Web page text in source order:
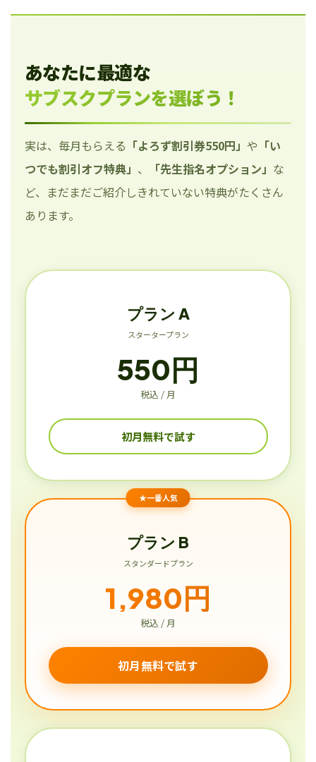
あなたに最適な
サブスクプランを選ぼう！
実は、毎月もらえる 「よろず割引券550円」 や 「い
つでも割引オフ特典」 、 「先生指名オプション」 な
ど、まだまだご紹介しきれていない特典がたくさん
あります。
プラン A
スタータープラン
550円
税込 / 月
初月無料で試す
★一番人気
プラン B
スタンダードプラン
1,980円
税込 / 月
初月無料で試す